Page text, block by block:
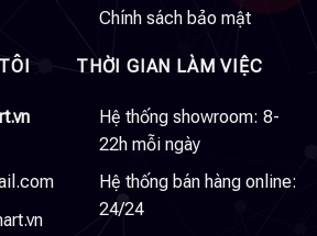
Chính sách bảo mật
THỜI GIAN LÀM VIỆC
Hệ thống showroom: 8-
22h mỗi ngày
Hệ thống bán hàng online:
24/24